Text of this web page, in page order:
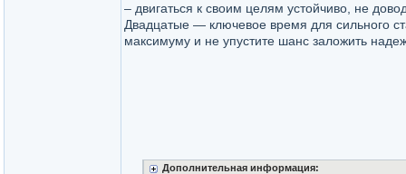
– двигаться к своим целям устойчиво, не
Двадцатые — ключевое время для сильного
максимуму и не упустите шанс заложить
Дополнительная информация: